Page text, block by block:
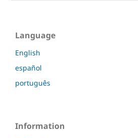
Language
English
español
português
Information